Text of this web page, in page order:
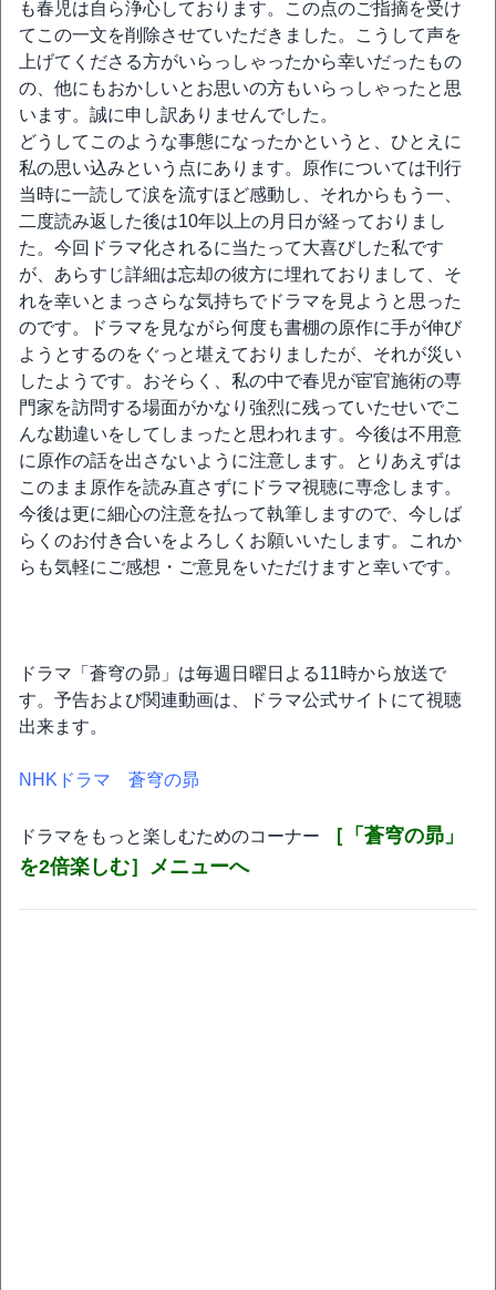
も春児は自ら浄心しております。この点のご指摘を受け
てこの一文を削除させていただきました。こうして声を
上げてくださる方がいらっしゃったから幸いだったもの
の、他にもおかしいとお思いの方もいらっしゃったと思
います。誠に申し訳ありませんでした。
どうしてこのような事態になったかというと、ひとえに
私の思い込みという点にあります。原作については刊行
当時に一読して涙を流すほど感動し、それからもう一、
二度読み返した後は10年以上の月日が経っておりまし
た。今回ドラマ化されるに当たって大喜びした私です
が、あらすじ詳細は忘却の彼方に埋れておりまして、そ
れを幸いとまっさらな気持ちでドラマを見ようと思った
のです。ドラマを見ながら何度も書棚の原作に手が伸び
ようとするのをぐっと堪えておりましたが、それが災い
したようです。おそらく、私の中で春児が宦官施術の専
門家を訪問する場面がかなり強烈に残っていたせいでこ
んな勘違いをしてしまったと思われます。今後は不用意
に原作の話を出さないように注意します。とりあえずは
このまま原作を読み直さずにドラマ視聴に専念します。
今後は更に細心の注意を払って執筆しますので、今しば
らくのお付き合いをよろしくお願いいたします。これか
らも気軽にご感想・ご意見をいただけますと幸いです。
ドラマ「蒼穹の昴」は毎週日曜日よる11時から放送で
す。予告および関連動画は、ドラマ公式サイトにて視聴
出来ます。
NHKドラマ 蒼穹の昴
ドラマをもっと楽しむためのコーナー
［「蒼穹の昴」
を2倍楽しむ］メニューへ